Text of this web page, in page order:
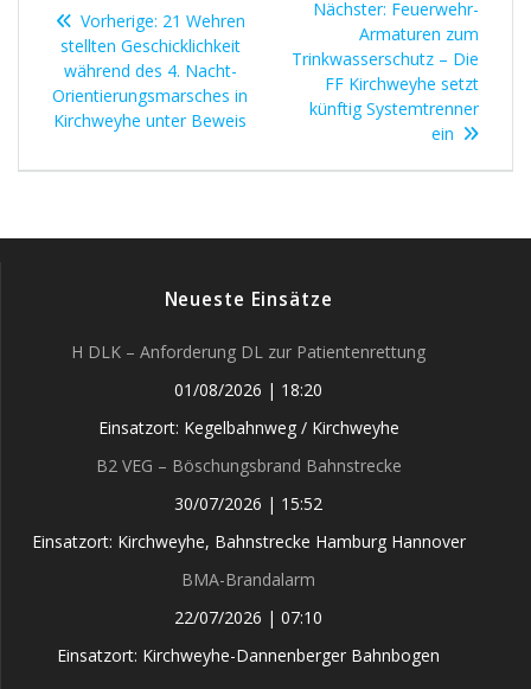
Vorherige: Vorheriger
Beitrag:
21 Wehren
stellten Geschicklichkeit
während des 4. Nacht-
Orientierungsmarsches in
Kirchweyhe unter Beweis
Nächster: Nächster
Beitrag:
Feuerwehr-
Armaturen zum
Trinkwasserschutz – Die
FF Kirchweyhe setzt
künftig Systemtrenner
ein
Neueste Einsätze
H DLK – Anforderung DL zur Patientenrettung
01/08/2026 | 18:20
Einsatzort: Kegelbahnweg / Kirchweyhe
B2 VEG – Böschungsbrand Bahnstrecke
30/07/2026 | 15:52
Einsatzort: Kirchweyhe, Bahnstrecke Hamburg Hannover
BMA-Brandalarm
22/07/2026 | 07:10
Einsatzort: Kirchweyhe-Dannenberger Bahnbogen